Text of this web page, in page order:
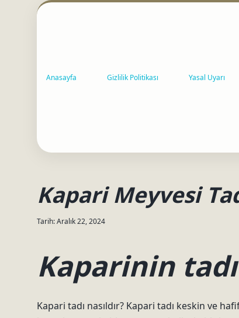
Anasayfa Gizlilik Politikası Yasal Uyarı
Kapari Meyvesi
Tarih: Aralık 22, 2024
Kaparinin
Kapari tadı nasıldır? Kapari tadı keskin ve